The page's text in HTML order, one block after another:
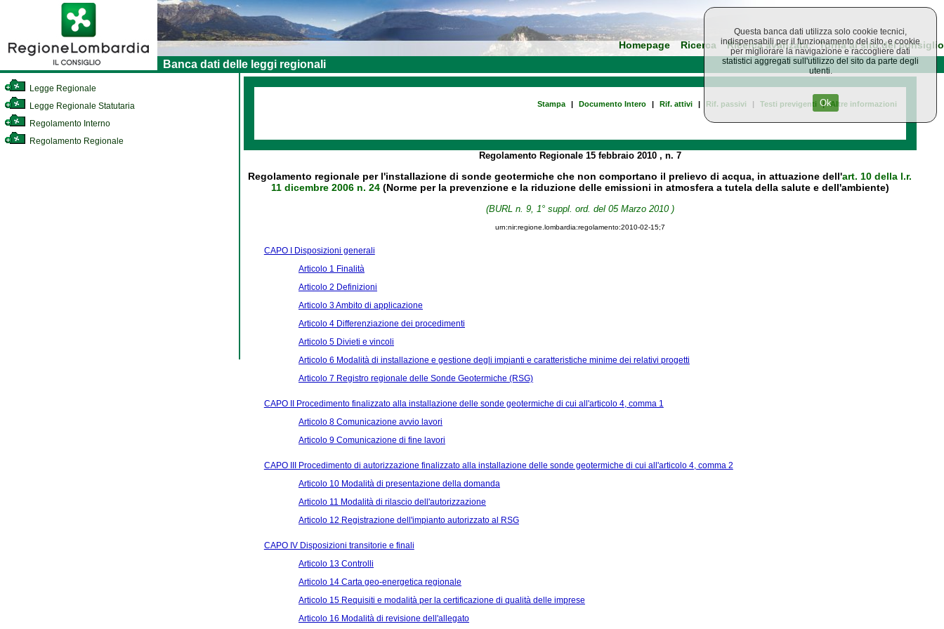
Homepage Ricerca Ricerca avanzata Torna al sito del consiglio
Banca dati delle leggi regionali
Legge Regionale
Legge Regionale Statutaria
Regolamento Interno
Regolamento Regionale
Stampa | Documento Intero | Rif. attivi | Rif. passivi | Testi previgenti | Altre informazioni
Regolamento Regionale 15 febbraio 2010 , n. 7
Regolamento regionale per l'installazione di sonde geotermiche che non comportano il prelievo di acqua, in attuazione dell'art. 10 della l.r.
11 dicembre 2006 n. 24(Norme per la prevenzione e la riduzione delle emissioni in atmosfera a tutela della salute e dell'ambiente)
(BURL n. 9, 1° suppl. ord. del 05 Marzo 2010 )
urn:nir:regione.lombardia:regolamento:2010-02-15;7
CAPO I Disposizioni generali
Articolo 1 Finalità
Articolo 2 Definizioni
Articolo 3 Ambito di applicazione
Articolo 4 Differenziazione dei procedimenti
Articolo 5 Divieti e vincoli
Articolo 6 Modalità di installazione e gestione degli impianti e caratteristiche minime dei relativi progetti
Articolo 7 Registro regionale delle Sonde Geotermiche (RSG)
CAPO II Procedimento finalizzato alla installazione delle sonde geotermiche di cui all'articolo 4, comma 1
Articolo 8 Comunicazione avvio lavori
Articolo 9 Comunicazione di fine lavori
CAPO III Procedimento di autorizzazione finalizzato alla installazione delle sonde geotermiche di cui all'articolo 4, comma 2
Articolo 10 Modalità di presentazione della domanda
Articolo 11 Modalità di rilascio dell'autorizzazione
Articolo 12 Registrazione dell'impianto autorizzato al RSG
CAPO IV Disposizioni transitorie e finali
Articolo 13 Controlli
Articolo 14 Carta geo-energetica regionale
Articolo 15 Requisiti e modalità per la certificazione di qualità delle imprese
Articolo 16 Modalità di revisione dell'allegato
Questa banca dati utilizza solo cookie tecnici,
indispensabili per il funzionamento del sito, e cookie
per migliorare la navigazione e raccogliere dati
statistici aggregati sull'utilizzo del sito da parte degli
utenti.
Ok